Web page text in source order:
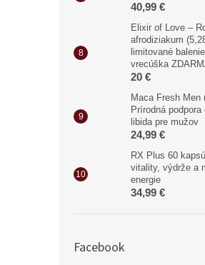
40,99 €
Elixir of Love –
afrodiziakum
limitované
vrecúška
20 €
Maca Fresh Men
Prírodná podpora
libida pre mužov
24,99 €
RX Plus 60
vitality, výdrže a
energie
34,99 €
Facebook